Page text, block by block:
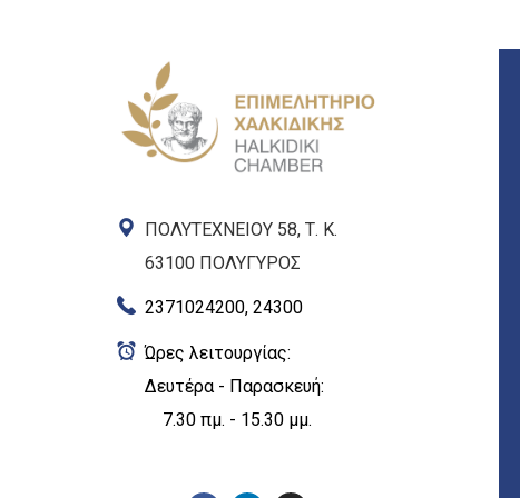
ΠΟΛΥΤΕΧΝΕΙΟΥ 58, Τ. Κ.
63100 ΠΟΛΥΓΥΡΟΣ
2371024200, 24300
Ώρες λειτουργίας:
Δευτέρα - Παρασκευή:
7.30 πμ. - 15.30 μμ.